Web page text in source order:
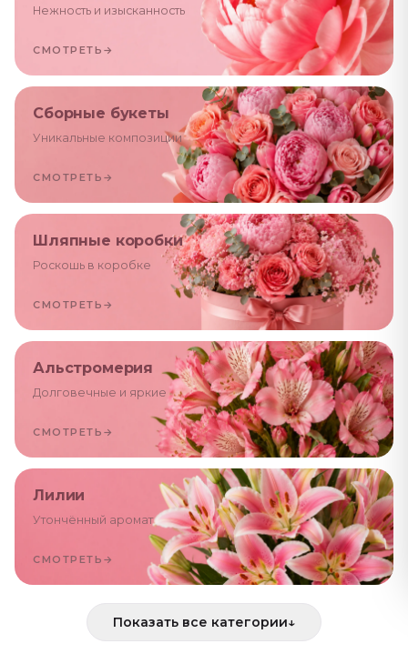
Нежность и изысканность
СМОТРЕТЬ →
Сборные букеты
Уникальные композиции
СМОТРЕТЬ →
Шляпные коробки
Роскошь в коробке
СМОТРЕТЬ →
Альстромерия
Долговечные и яркие
СМОТРЕТЬ →
Лилии
Утончённый аромат
СМОТРЕТЬ →
Показать все категории↓